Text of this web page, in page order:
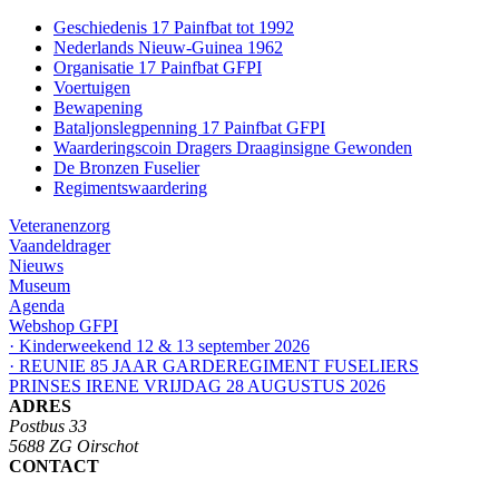
Geschiedenis 17 Painfbat tot 1992
Nederlands Nieuw-Guinea 1962
Organisatie 17 Painfbat GFPI
Voertuigen
Bewapening
Bataljonslegpenning 17 Painfbat GFPI
Waarderingscoin Dragers Draaginsigne Gewonden
De Bronzen Fuselier
Regimentswaardering
Veteranenzorg
Vaandeldrager
Nieuws
Museum
Agenda
Webshop GFPI
· Kinderweekend 12 & 13 september 2026
· REUNIE 85 JAAR GARDEREGIMENT FUSELIERS
PRINSES IRENE VRIJDAG 28 AUGUSTUS 2026
ADRES
Postbus 33
5688 ZG Oirschot
CONTACT